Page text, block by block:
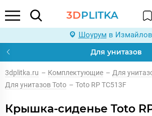
3DPLITKA
Шоурум в
Для унитазов
3dplitka.ru – Комплектующие – Для
Для унитазов Toto – Toto RP TC513F
Крышка-сиденье Toto RP